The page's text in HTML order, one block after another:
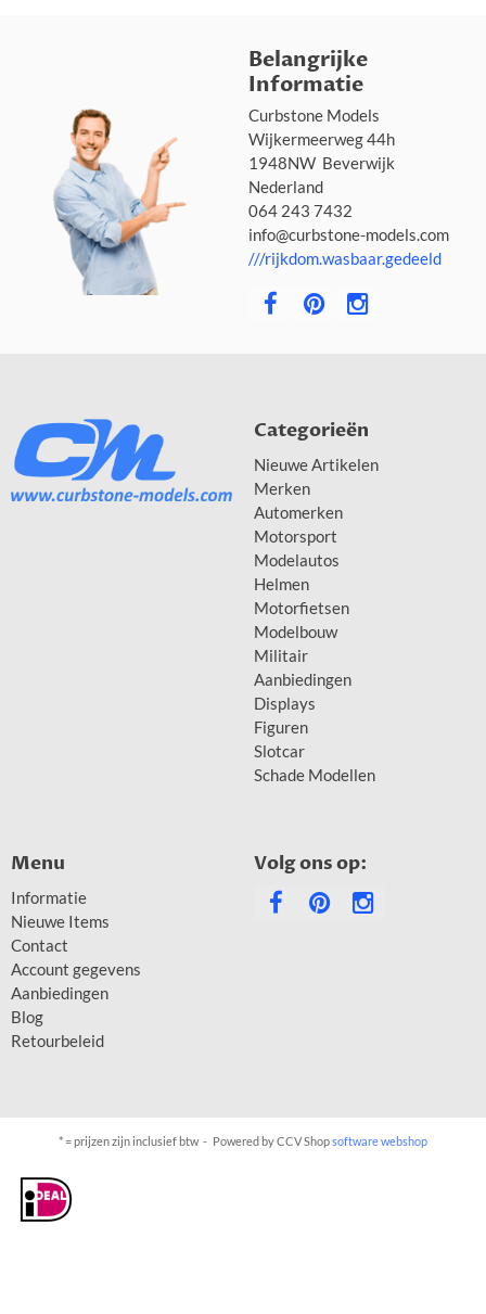
Belangrijke
Informatie
Curbstone Models
Wijkermeerweg 44h
1948NW Beverwijk
Nederland
064 243 7432
info@curbstone-models.com
///rijkdom.wasbaar.gedeeld
Categorieën
Nieuwe Artikelen
Merken
Automerken
Motorsport
Modelautos
Helmen
Motorfietsen
Modelbouw
Militair
Aanbiedingen
Displays
Figuren
Slotcar
Schade Modellen
Menu
Informatie
Nieuwe Items
Contact
Account gegevens
Aanbiedingen
Blog
Retourbeleid
Volg ons op:
* = prijzen zijn inclusief btw - Powered by CCV Shopsoftware webshop